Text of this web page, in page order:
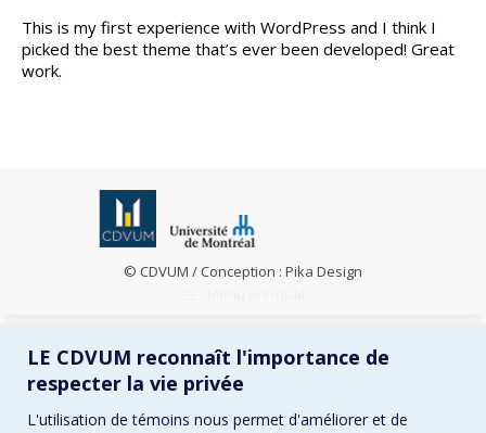
LE CDVUM reconnaît l'importance de
respecter la vie privée
L'utilisation de témoins nous permet d'améliorer et de
This is my first experience with WordPress and I think I
picked the best theme that’s ever been developed! Great
work.
© CDVUM / Conception : Pika Design